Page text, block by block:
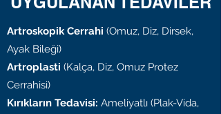
Artroskopik Cerrahi (Omuz, Diz, Dirsek,
Ayak Bileği)
Artroplasti (Kalça, Diz, Omuz Protez
Cerrahisi)
Kırıkların Tedavisi: Ameliyatlı (Plak-Vida,